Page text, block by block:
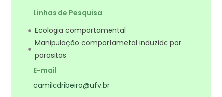
Linhas de Pesquisa
Ecologia comportamental
Manipulação comportametal induzida por
parasitas
E-mail
camiladribeiro@ufv.br